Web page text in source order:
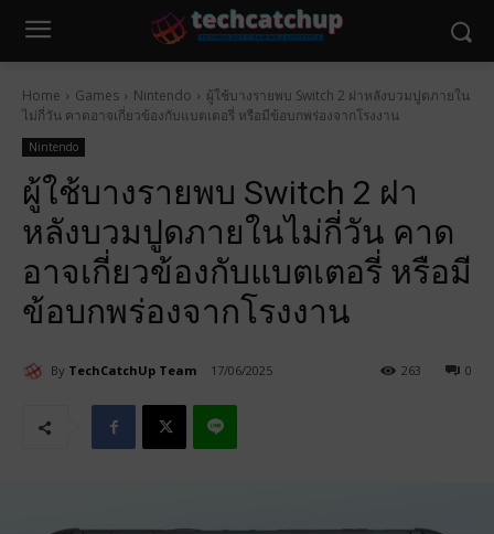
Home Games Nintendo
ผู้ใช้บางรายพบ Switch 2 ฝาหลังบวมปูดภายใน
ไม่กี่วัน คาดอาจเกี่ยวข้องกับแบตเตอรี่ หรือมีข้อบกพร่องจากโรงงาน
Nintendo
ผู้ใช้บางรายพบ Switch 2 ฝา
หลังบวมปูดภายในไม่กี่วัน คาด
อาจเกี่ยวข้องกับแบตเตอรี่ หรือมี
ข้อบกพร่องจากโรงงาน
By TechCatchUp Team 17/06/2025 0
263